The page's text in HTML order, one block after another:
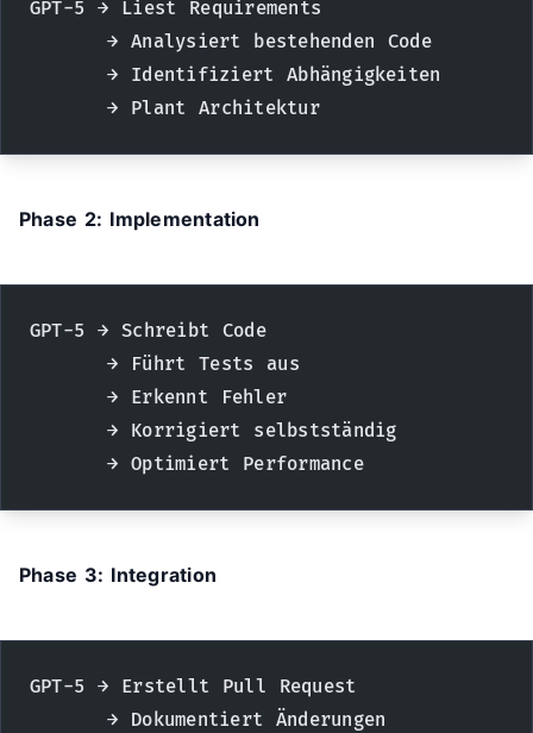
GPT-5 → Liest Requirements
      → Analysiert bestehenden Code
      → Identifiziert Abhängigkeiten
      → Plant Architektur
Phase 2: Implementation
GPT-5 → Schreibt Code
      → Führt Tests aus
      → Erkennt Fehler
      → Korrigiert selbstständig
      → Optimiert Performance
Phase 3: Integration
GPT-5 → Erstellt Pull Request
      → Dokumentiert Änderungen